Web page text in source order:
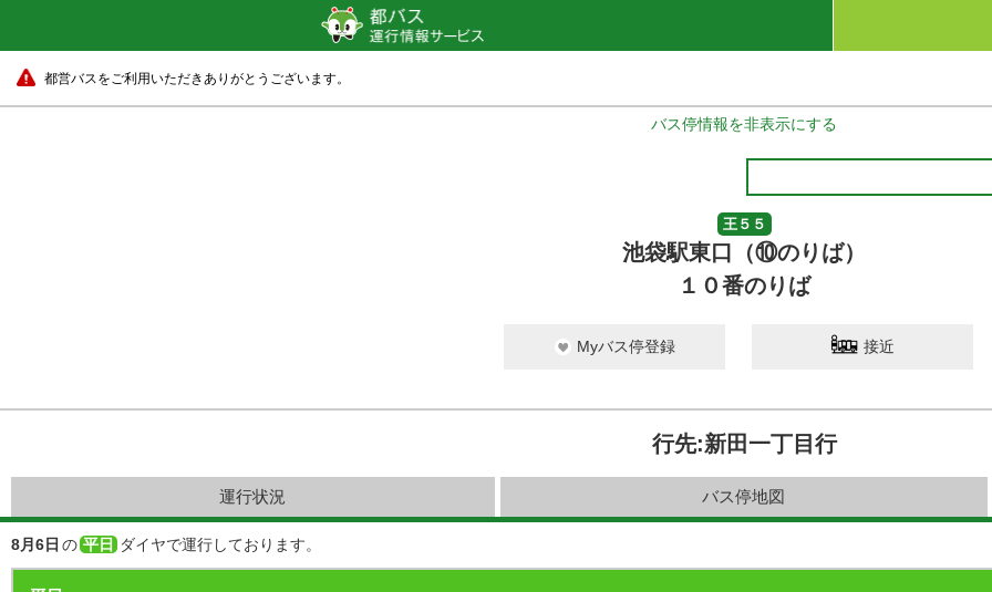
都営バスをご利用いただきありがとうございます。
バス停情報を非表示にする
王５５
池袋駅東口（⑩のりば）
１０番のりば
Myバス停登録 接近
行先:新田一丁目行
運行状況 バス停地図
8月6日 の 平日 ダイヤで運行しております。